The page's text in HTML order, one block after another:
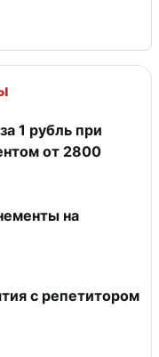
1 рубль при
от 2800
на
с репетитором